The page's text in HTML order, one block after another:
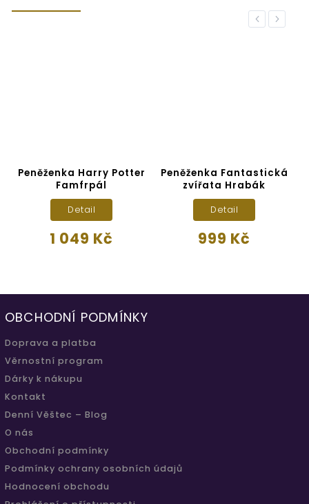
Previous
Peněženka Harry Potter
Famfrpál
1 049 Kč
Detail
Peněženka Fantastická
zvířata Hrabák
999 Kč
Detail
Next
OBCHODNÍ PODMÍNKY
Doprava a platba
Věrnostní program
Dárky k nákupu
Kontakt
Denní Věštec – Blog
O nás
Obchodní podmínky
Podmínky ochrany osobních údajů
Hodnocení obchodu